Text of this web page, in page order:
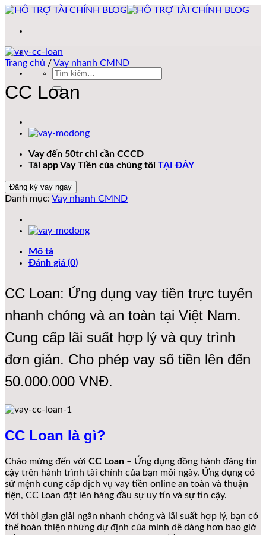
Bỏ
Tìm
Trang chủ /Vay nhanh CMND
CC Loan
Vay đến 50tr chỉ cần CCCD
Tải app Vay Tiền của chúng tôi TẠI ĐÂY
Đăng ký vay ngay
Danh mục: Vay nhanh CMND
Mô tả
Đánh giá (0)
CC Loan: Ứng dụng vay tiền trực tuyến
nhanh chóng và an toàn tại Việt Nam.
Cung cấp lãi suất hợp lý và quy trình
đơn giản. Cho phép vay số tiền lên đến
50.000.000 VNĐ.
CC Loan là gì?
Chào mừng đến với CC Loan – Ứng dụng đồng hành đáng tin
cậy trên hành trình tài chính của bạn mỗi ngày. Ứng dụng có
sứ mệnh cung cấp dịch vụ vay tiền online an toàn và thuận
tiện, CC Loan đặt lên hàng đầu sự uy tín và sự tin cậy.
Với thời gian giải ngân nhanh chóng và lãi suất hợp lý, bạn có
thể hoàn thiện những dự định của mình dễ dàng hơn bao giờ